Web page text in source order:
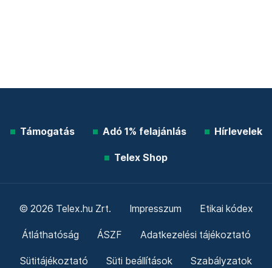
Támogatás Adó 1% felajánlás Hírlevelek
Telex Shop
© 2026 Telex.hu Zrt. Impresszum Etikai kódex
Átláthatóság ÁSZF Adatkezelési tájékoztató
Sütitájékoztató Süti beállítások Szabályzatok